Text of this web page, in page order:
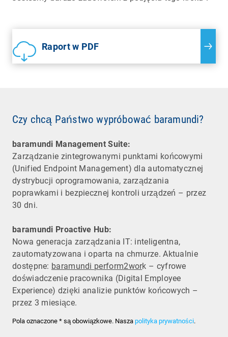
Raport w PDF
Czy chcą Państwo wypróbować baramundi?
baramundi Management Suite:
Zarządzanie zintegrowanymi punktami końcowymi
(Unified Endpoint Management) dla automatycznej
dystrybucji oprogramowania, zarządzania
poprawkami i bezpiecznej kontroli urządzeń – przez
30 dni.
baramundi Proactive Hub:
Nowa generacja zarządzania IT: inteligentna,
zautomatyzowana i oparta na chmurze. Aktualnie
dostępne: baramundi perform2work – cyfrowe
doświadczenie pracownika (Digital Employee
Experience) dzięki analizie punktów końcowych –
przez 3 miesiące.
Pola oznaczone * są obowiązkowe. Nasza polityka prywatności.